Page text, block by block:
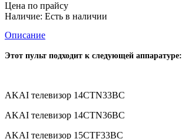
Цена по прайсу
Наличие: Есть в наличии
Описание
Этот пульт подходит к следующей аппаратуре:
AKAI телевизор 14CTN33BC
AKAI телевизор 14CTN36BC
AKAI телевизор 15CTF33BC